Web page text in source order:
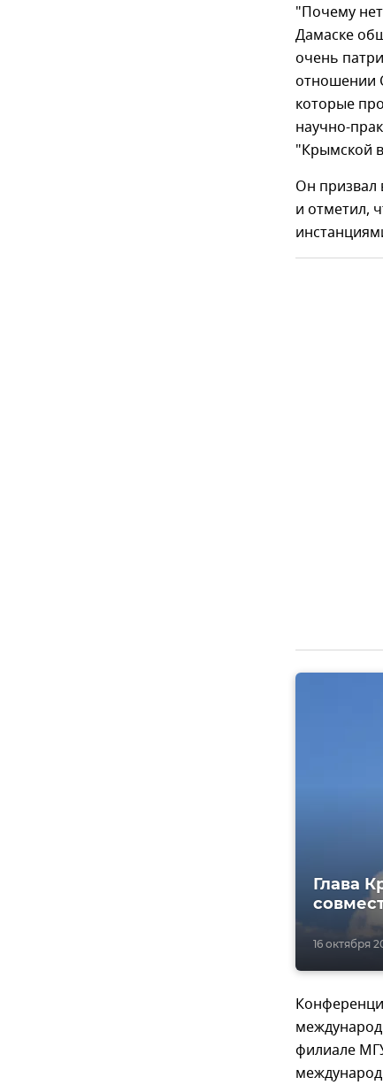
"Почему
Дамаске
очень
отношении
которые
научно-
"Крымской
Он призвал
и отметил,
16 октября
Глава
филиале